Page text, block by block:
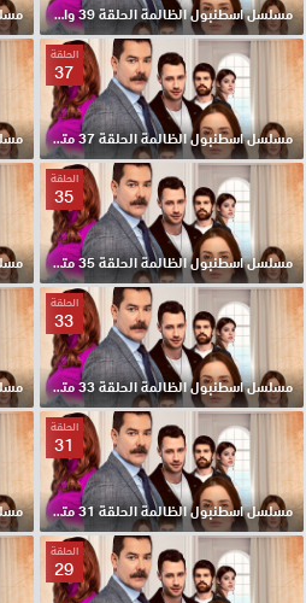
مسلسل اسطنبول الظالمة الحلقة 39 والاخيرة مترجم HD
الحلقة
37
مسلسل اسطنبول الظالمة الحلقة 37 مترجم HD
الحلقة
35
مسلسل اسطنبول الظالمة الحلقة 35 مترجم HD
الحلقة
33
مسلسل اسطنبول الظالمة الحلقة 33 مترجم HD
الحلقة
31
مسلسل اسطنبول الظالمة الحلقة 31 مترجم HD
الحلقة
29